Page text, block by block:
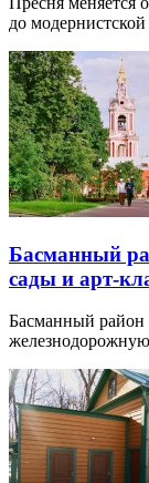
до
Басманный
сады и арт-
Басманный район